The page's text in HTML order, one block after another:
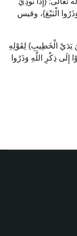
‌الْبَيْعَ}، وقيس
يَدَيْ الْخَطِيبِ) لِقَوْلِهِ
‌إِلَى ‌ذِكْرِ ‌اللَّهِ ‌وَذَرُوا